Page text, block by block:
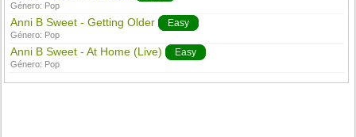
Género: Pop
Anni B Sweet - Getting Older Easy
Género: Pop
Anni B Sweet - At Home (Live) Easy
Género: Pop